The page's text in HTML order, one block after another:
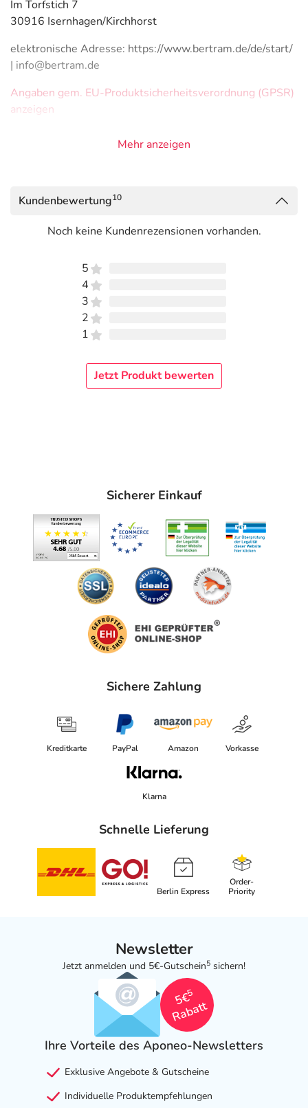
Im Torfstich 7
30916 Isernhagen/Kirchhorst
elektronische Adresse: https://www.bertram.de/de/start/
| info@bertram.de
Angaben gem. EU-Produktsicherheitsverordnung (GPSR)
anzeigen
Mehr anzeigen
Kundenbewertung10
Noch keine Kundenrezensionen vorhanden.
5
4
3
2
1
Jetzt Produkt bewerten
Sicherer Einkauf
Sichere Zahlung
Kreditkarte PayPal Amazon Vorkasse
Klarna
Schnelle Lieferung
Berlin Express
Order-
Priority
Newsletter
Jetzt anmelden und 5€-Gutschein5 sichern!
5€
5
Rabatt
Ihre Vorteile des Aponeo-Newsletters
Exklusive Angebote & Gutscheine
Individuelle Produktempfehlungen